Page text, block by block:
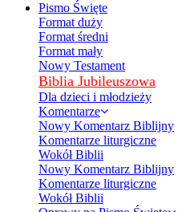
Pismo Święte
Format duży
Format średni
Format mały
Nowy Testament
Biblia Jubileuszowa
Dla dzieci i młodzieży
Komentarze
Nowy Komentarz Biblijny
Komentarze liturgiczne
Wokół Biblii
Nowy Komentarz Biblijny
Komentarze liturgiczne
Wokół Biblii